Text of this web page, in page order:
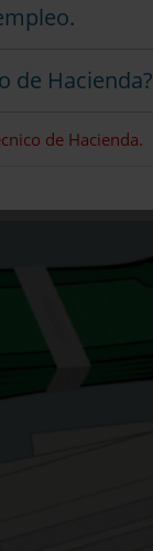
de Hacienda?
de Hacienda.